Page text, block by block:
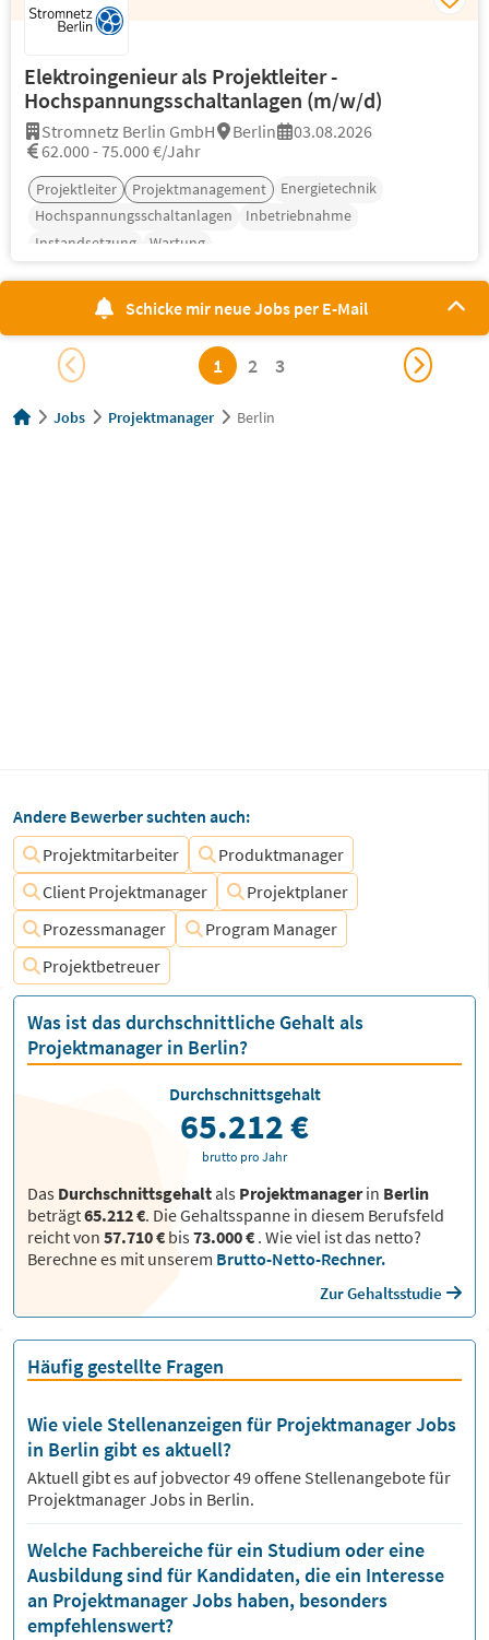
Elektroingenieur als Projektleiter -
Hochspannungsschaltanlagen (m/w/d)
Stromnetz Berlin GmbH Berlin
03.08.2026
62.000 - 75.000 €/Jahr
Projektleiter Projektmanagement
Energietechnik
Hochspannungsschaltanlagen
Inbetriebnahme
Instandsetzung
Wartung
Schicke mir neue Jobs per E-Mail
1 2 3
Jobs Projektmanager Berlin
Andere Bewerber suchten auch:
Projektmitarbeiter
Produktmanager
Client Projektmanager
Projektplaner
Prozessmanager
Program Manager
Projektbetreuer
Was ist das durchschnittliche Gehalt als
Projektmanager in Berlin?
Das Durchschnittsgehaltals Projektmanagerin Berlin
beträgt65.212 €. Die Gehaltsspanne in diesem Berufsfeld
reicht von 57.710 € bis73.000 € . Wie viel ist das netto?
Berechne es mit unserem Brutto-Netto-Rechner.
Zur Gehaltsstudie
Durchschnittsgehalt
65.212 €
brutto pro Jahr
Häufig gestellte Fragen
Wie viele Stellenanzeigen für Projektmanager Jobs
in Berlin gibt es aktuell?
Aktuell gibt es auf jobvector49offene Stellenangebote für
Projektmanager Jobs in Berlin.
Welche Fachbereiche für ein Studium oder eine
Ausbildung sind für Kandidaten, die ein Interesse
an Projektmanager Jobs haben, besonders
empfehlenswert?